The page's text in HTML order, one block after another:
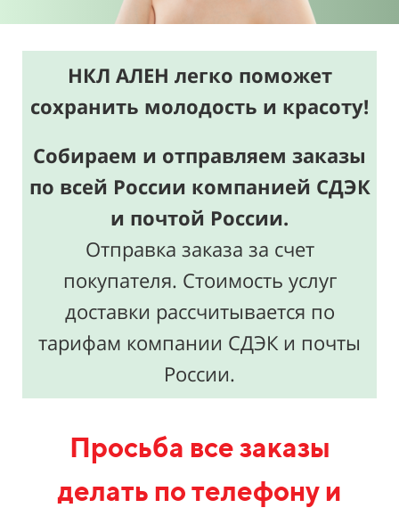
НКЛ АЛЕН легко поможет
сохранить молодость и красоту!
Собираем и отправляем заказы
по всей России компанией СДЭК
и почтой России.
Отправка заказа за счет
покупателя. Стоимость услуг
доставки рассчитывается по
тарифам компании СДЭК и почты
России.
Просьба все заказы
делать по телефону и